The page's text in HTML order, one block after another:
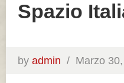
Spazio
by admin / Marzo